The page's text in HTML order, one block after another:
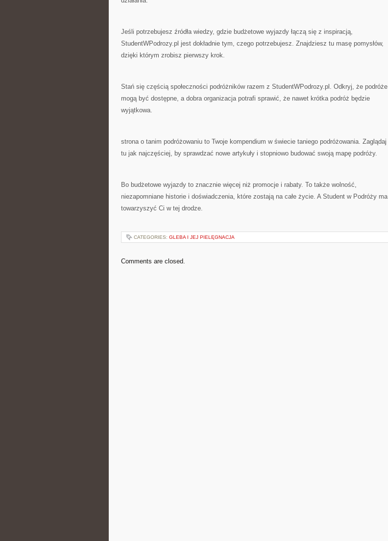
Jeśli potrzebujesz źródła wiedzy, gdzie budżetowe wyjazdy łączą się z inspiracją,
StudentWPodrozy.pl jest dokładnie tym, czego potrzebujesz. Znajdziesz tu masę pomysłów,
dzięki którym zrobisz pierwszy krok.
Stań się częścią społeczności podróżników razem z StudentWPodrozy.pl. Odkryj, że podróże
mogą być dostępne, a dobra organizacja potrafi sprawić, że nawet krótka podróż będzie
wyjątkowa.
strona o tanim podróżowaniu to Twoje kompendium w świecie taniego podróżowania. Zaglądaj
tu jak najczęściej, by sprawdzać nowe artykuły i stopniowo budować swoją mapę podróży.
Bo budżetowe wyjazdy to znacznie więcej niż promocje i rabaty. To także wolność,
niezapomniane historie i doświadczenia, które zostają na całe życie. A Student w Podróży ma
towarzyszyć Ci w tej drodze.
CATEGORIES: GLEBA I JEJ PIELĘGNACJA
Comments are closed.